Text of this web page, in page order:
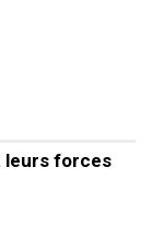
leurs forces